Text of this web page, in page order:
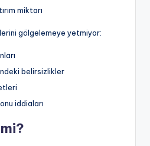
miktarı
gölgelemeye yetmiyor:
belirsizlikler
iddiaları